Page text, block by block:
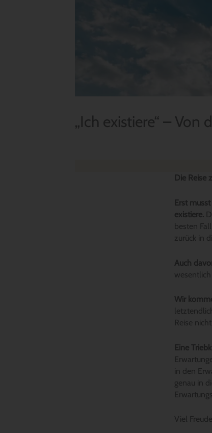
„Ich existiere“ – Von
Die Reise
Erst
existiere.
besten
zurück in
Auch
Wir
Reise
Eine
in den
genau in
Viel